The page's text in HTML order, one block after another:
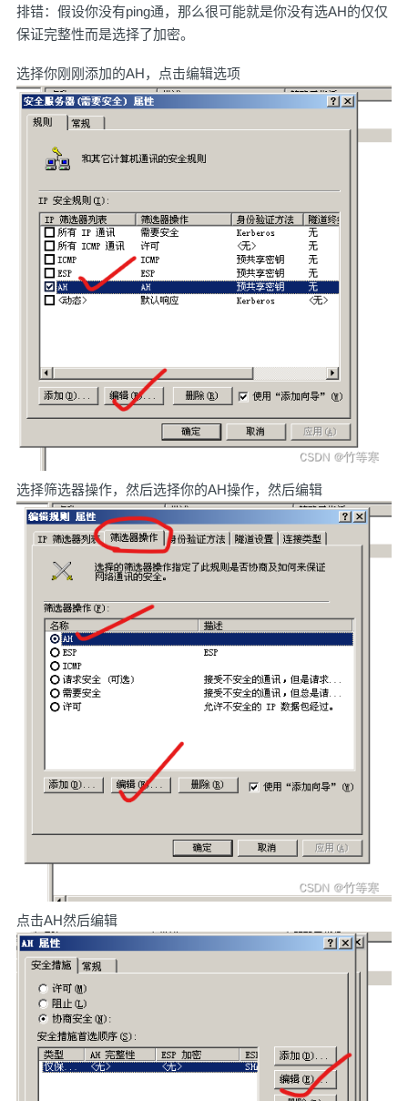
排错：假设你没有ping通，那么很可能就是你没有选AH的仅仅
保证完整性而是选择了加密。
选择你刚刚添加的AH，点击编辑选项
选择筛选器操作，然后选择你的AH操作，然后编辑
点击AH然后编辑